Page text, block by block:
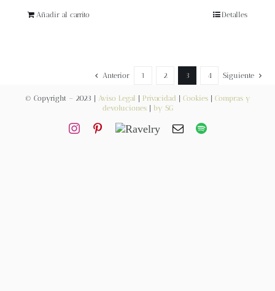
Newsletter
Carrito
Añadir al carrito Detalles
Anterior 1 2 3 4 Siguiente
© Copyright – 2023 | Aviso Legal Privacidad Cookies| Compras y
devoluciones| by SG